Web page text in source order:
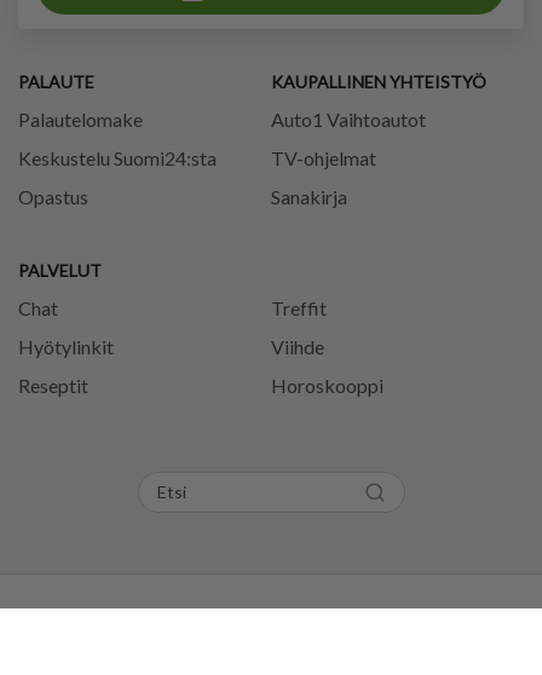
PALAUTE
Palautelomake
Keskustelu Suomi24:sta
Opastus
PALVELUT
Chat
Treffit
Hyötylinkit
Viihde
Reseptit
Horoskooppi
KAUPALLINEN YHTEISTYÖ
Auto1 Vaihtoautot
TV-ohjelmat
Sanakirja